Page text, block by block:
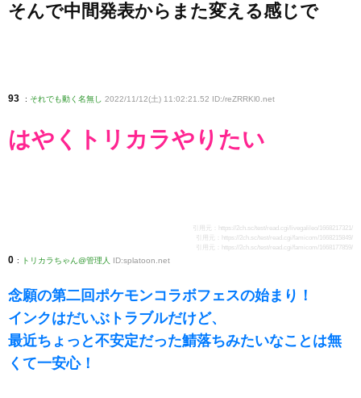
そんで中間発表からまた変える感じで
93 : それでも動く名無し 2022/11/12(土) 11:02:21.52 ID:/reZRRKl0.net
はやくトリカラやりたい
引用元：
https://2ch.sc/test/read.cgi/livegalileo/1668217321/
引用元：
https://2ch.sc/test/read.cgi/famicom/1668215849/
引用元：
https://2ch.sc/test/read.cgi/famicom/1668177859/
0 : トリカラちゃん@管理人 ID:splatoon.net
念願の第二回ポケモンコラボフェスの始まり！
インクはだいぶトラブルだけど、
最近ちょっと不安定だった鯖落ちみたいなことは無
くて一安心！